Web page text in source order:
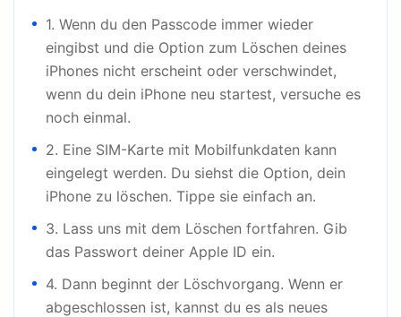
1. Wenn du den Passcode immer wieder
eingibst und die Option zum Löschen deines
iPhones nicht erscheint oder verschwindet,
wenn du dein iPhone neu startest, versuche es
noch einmal.
2. Eine SIM-Karte mit Mobilfunkdaten kann
eingelegt werden. Du siehst die Option, dein
iPhone zu löschen. Tippe sie einfach an.
3. Lass uns mit dem Löschen fortfahren. Gib
das Passwort deiner Apple ID ein.
4. Dann beginnt der Löschvorgang. Wenn er
abgeschlossen ist, kannst du es als neues